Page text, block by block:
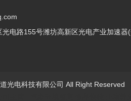
电路155号潍坊高新区光电产业加速器
光电科技有限公司 All Right